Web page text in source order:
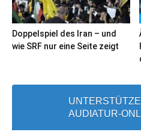
Doppelspiel des Iran – und
wie SRF nur eine Seite zeigt
AUDIATUR-